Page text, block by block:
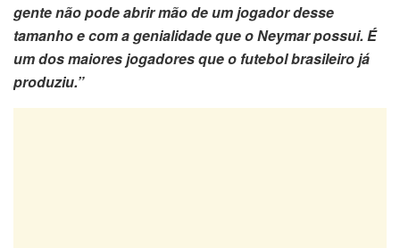
gente não pode abrir mão de um jogador desse
tamanho e com a genialidade que o Neymar possui. É
um dos maiores jogadores que o futebol brasileiro já
produziu.”